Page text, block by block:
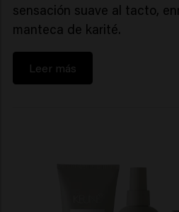
sensación suave al tacto,
manteca de karité.
Leer más